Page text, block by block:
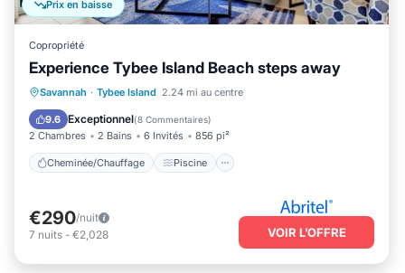
Prix en baisse
Copropriété
Experience Tybee Island Beach steps away
Savannah · Tybee Island 2.24 mi au centre
9.6 Exceptionnel(8 Commentaires)
2 Chambres 2 Bains 6 Invités 856 pi²
Cheminée/Chauffage Piscine
Cheminée/Chauffage
Piscine
Vue sur l’océan
Balcon/Terrasse
€290/nuit
7 nuits - €2,028 VOIR L’OFFRE